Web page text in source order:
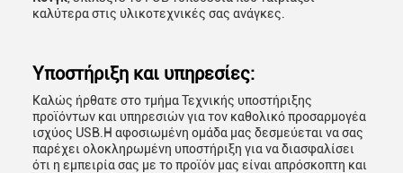
καλύτερα στις υλικοτεχνικές σας ανάγκες.
Υποστήριξη και υπηρεσίες:
Καλώς ήρθατε στο τμήμα Τεχνικής υποστήριξης
προϊόντων και υπηρεσιών για τον καθολικό προσαρμογέα
ισχύος USB.Η αφοσιωμένη ομάδα μας δεσμεύεται να σας
παρέχει ολοκληρωμένη υποστήριξη για να διασφαλίσει
ότι η εμπειρία σας με το προϊόν μας είναι απρόσκοπτη και